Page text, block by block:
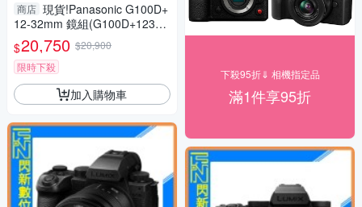
商店 現貨!Panasonic G100D+
12-32mm 鏡組(G100D+123
2，公司貨)G100
$20,750 $20,900
限時下殺
加入購物車
下殺95折⇓ 相機指定品
滿1件享95折